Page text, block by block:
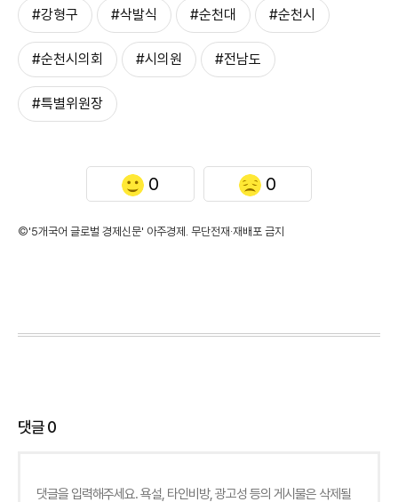
#강형구 #삭발식 #순천대 #순천시
#순천시의회 #시의원 #전남도
#특별위원장
0 0
©'5개국어 글로벌 경제신문' 아주경제. 무단전재·재배포 금지
댓글0